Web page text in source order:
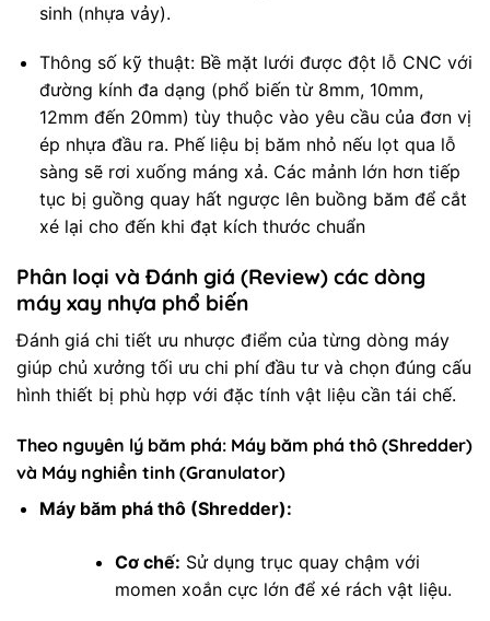
sinh (nhựa vảy).
Thông số kỹ thuật: Bề mặt lưới được đột lỗ CNC với
đường kính đa dạng (phổ biến từ 8mm, 10mm,
12mm đến 20mm) tùy thuộc vào yêu cầu của đơn vị
ép nhựa đầu ra. Phế liệu bị băm nhỏ nếu lọt qua lỗ
sàng sẽ rơi xuống máng xả. Các mảnh lớn hơn tiếp
tục bị guồng quay hất ngược lên buồng băm để cắt
xé lại cho đến khi đạt kích thước chuẩn
Phân loại và Đánh giá (Review) các dòng
máy xay nhựa phổ biến
Đánh giá chi tiết ưu nhược điểm của từng dòng máy
giúp chủ xưởng tối ưu chi phí đầu tư và chọn đúng cấu
hình thiết bị phù hợp với đặc tính vật liệu cần tái chế.
Theo nguyên lý băm phá: Máy băm phá thô (Shredder)
và Máy nghiền tinh (Granulator)
Máy băm phá thô (Shredder):
Cơ chế: Sử dụng trục quay chậm với
momen xoắn cực lớn để xé rách vật liệu.